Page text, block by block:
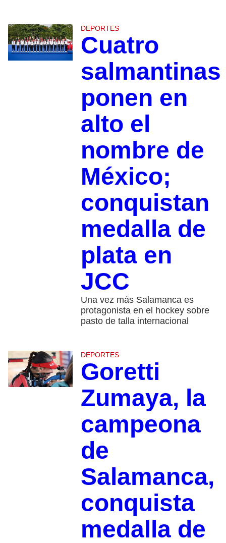
DEPORTES
Cuatro
salmantinas
ponen en
alto el
nombre de
México;
conquistan
medalla de
plata en
JCC
Una vez más Salamanca es
protagonista en el hockey sobre
pasto de talla internacional
DEPORTES
Goretti
Zumaya, la
campeona
de
Salamanca,
conquista
medalla de